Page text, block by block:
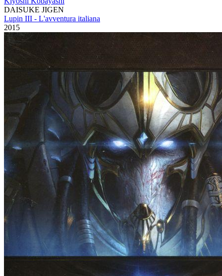
DAISUKE JIGEN
Lupin III - L'avventura italiana
2015